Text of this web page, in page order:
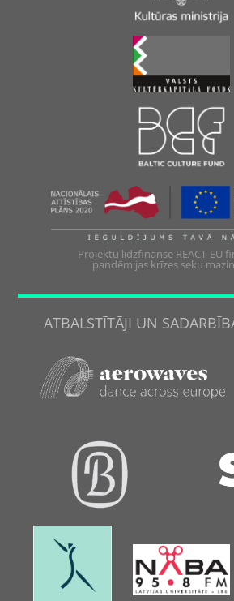
Projektu līdzfinansē REACT-EU
pandēmijas krīzes seku
ATBALSTĪTĀJI UN